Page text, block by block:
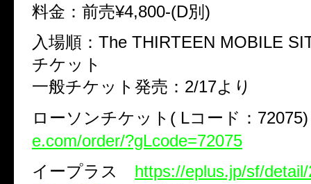
料金：前売¥4,800-(D別)
入場順：The THIRTEEN MOBILE
チケット
一般チケット発売：2/17より
ローソンチケット( Lコード：
e.com/order/?gLcode=72075
イープラス https://eplus.jp/sf/